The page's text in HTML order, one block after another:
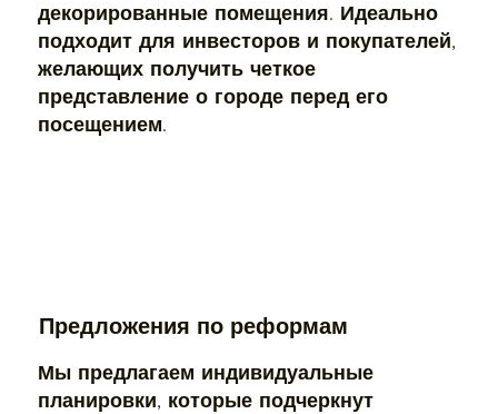
декорированные помещения. Идеально
подходит для инвесторов и покупателей,
желающих получить четкое
представление о городе перед его
посещением.
Мы предлагаем индивидуальные
планировки, которые подчеркнут
Предложения по реформам